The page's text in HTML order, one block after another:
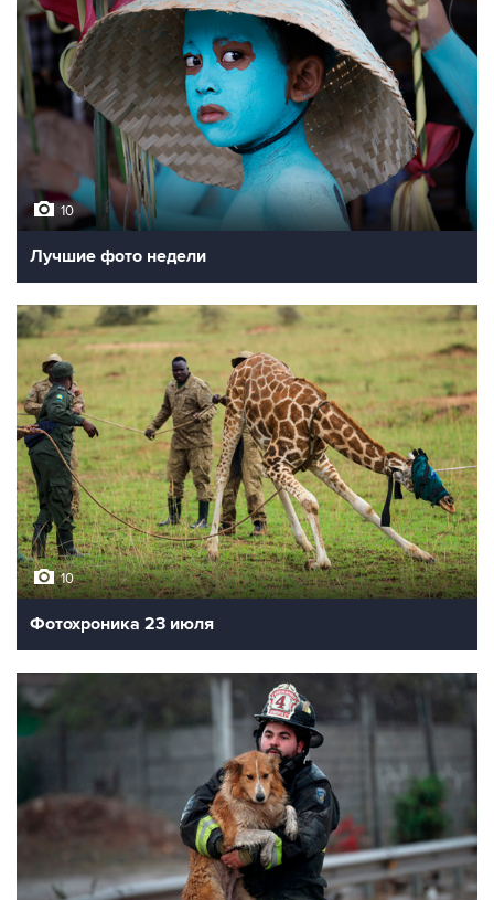
10
Лучшие фото недели
10
Фотохроника 23 июля